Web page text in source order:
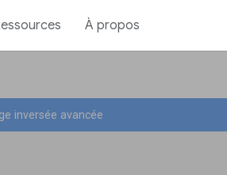
À propos
inversée avancée